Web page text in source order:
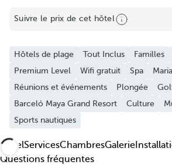
Suivre le prix de cet hôtel
Hôtels de plage Tout Inclus Familles
Premium Level
Wifi gratuit Spa
Réunions et événements
Plongée
Barceló Maya Grand Resort
Culture
Sports nautiques
HôtelServicesChambresGalerie
Questions fréquentes